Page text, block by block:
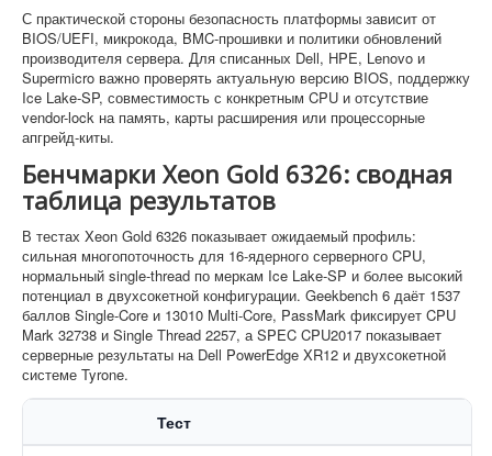
С практической стороны безопасность платформы зависит от
BIOS/UEFI, микрокода, BMC-прошивки и политики обновлений
производителя сервера. Для списанных Dell, HPE, Lenovo и
Supermicro важно проверять актуальную версию BIOS, поддержку
Ice Lake-SP, совместимость с конкретным CPU и отсутствие
vendor-lock на память, карты расширения или процессорные
апгрейд-киты.
Бенчмарки Xeon Gold 6326: сводная
таблица результатов
В тестах Xeon Gold 6326 показывает ожидаемый профиль:
сильная многопоточность для 16-ядерного серверного CPU,
нормальный single-thread по меркам Ice Lake-SP и более высокий
потенциал в двухсокетной конфигурации. Geekbench 6 даёт 1537
баллов Single-Core и 13010 Multi-Core, PassMark фиксирует CPU
Mark 32738 и Single Thread 2257, а SPEC CPU2017 показывает
серверные результаты на Dell PowerEdge XR12 и двухсокетной
системе Tyrone.
Тест